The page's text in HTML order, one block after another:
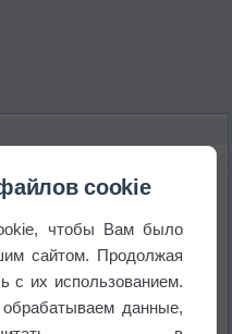
наступают самые жаркие
воздуха в ОАЭ превысила
cookie
чтобы Вам было
сайтом. Продолжая
с их использованием.
данные,